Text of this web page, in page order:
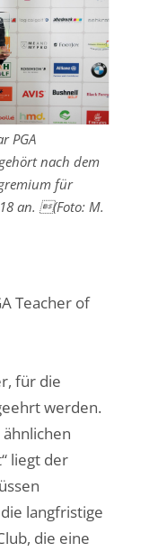
PGA
nach dem
für
an. (Foto: M.
Teacher of
für die
werden.
liegt der
langfristige
die eine